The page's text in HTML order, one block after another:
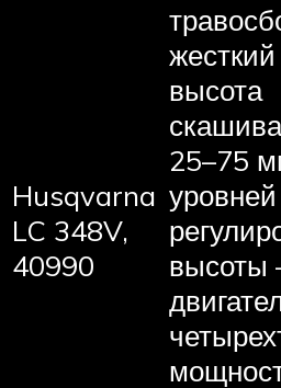
Husqvarna
LC 348V,
40990
высота
25–75
уровней
высоты